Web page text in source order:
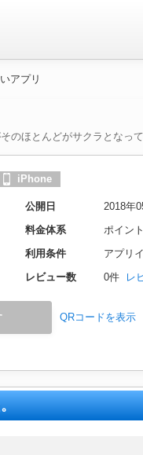
アプリ
ほとんどがサクラとなっ
iPhone
公開日
2018年
料金体系
ポイン
利用条件
アプリ
レビュー数 0件 レ
QRコードを表示